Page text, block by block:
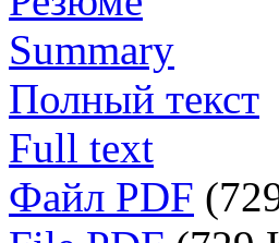
Summary
Полный текст
Full text
Файл PDF